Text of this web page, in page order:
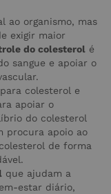
ao organismo, mas
exigir maior
do colesterol é
sangue e apoiar o
colesterol e
apoiar o
do colesterol
procura apoio ao
de forma
que ajudam a
estar diário,